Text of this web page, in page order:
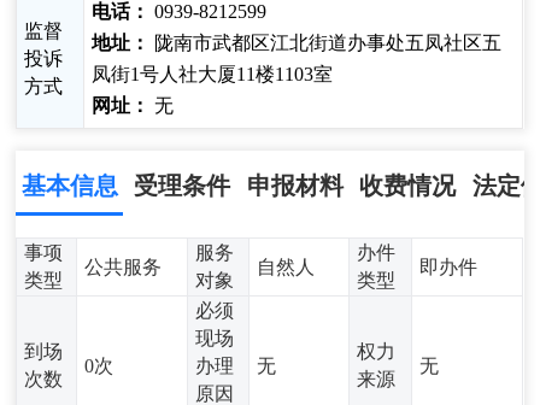
监督
投诉
方式
电话： 0939-8212599
地址：
陇南市武都区江北街道办事处五凤社区五
凤街1号人社大厦11楼1103室
网址： 无
基本信息 受理条件 申报材料 收费情况 法定
事项
类型
公共服务
服务
对象
自然人
办件
类型
即办件
到场
次数
0次
必须
现场
办理
原因
无
权力
来源
无